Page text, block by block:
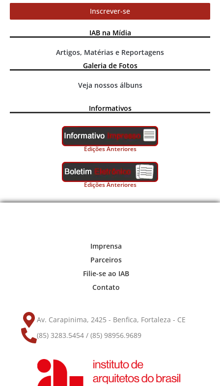
Inscrever-se
IAB na Mídia
Artigos, Matérias e Reportagens
Galeria de Fotos
Veja nossos álbuns
Informativos
Edições Anteriores
Edições Anteriores
Imprensa
Parceiros
Filie-se ao IAB
Contato
Av. Carapinima, 2425 - Benfica, Fortaleza - CE
(85) 3283.5454 / (85) 98956.9689